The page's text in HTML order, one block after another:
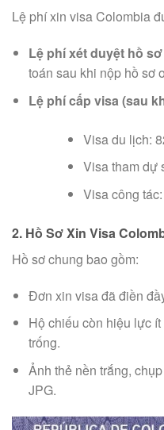
Lệ phí xin visa Colombia
Lệ phí xét duyệt hồ
toán sau khi nộp hồ sơ
Lệ phí cấp visa (sau
Visa du lịch:
Visa tham dự
Visa công
2. Hồ Sơ Xin Visa
Hồ sơ chung bao gồm:
Đơn xin visa đã điền
Hộ chiếu còn hiệu lực
trống.
Ảnh thẻ nền trắng,
JPG.